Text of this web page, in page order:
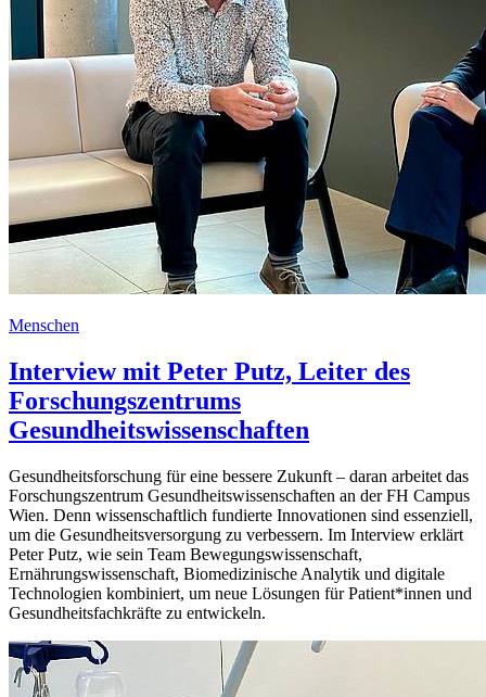
Menschen
Interview mit Peter Putz, Leiter des
Forschungszentrums
Gesundheitswissenschaften
Gesundheitsforschung für eine bessere Zukunft – daran arbeitet das
Forschungszentrum Gesundheitswissenschaften an der FH Campus
Wien. Denn wissenschaftlich fundierte Innovationen sind essenziell,
um die Gesundheitsversorgung zu verbessern. Im Interview erklärt
Peter Putz, wie sein Team Bewegungswissenschaft,
Ernährungswissenschaft, Biomedizinische Analytik und digitale
Technologien kombiniert, um neue Lösungen für Patient*innen und
Gesundheitsfachkräfte zu entwickeln.